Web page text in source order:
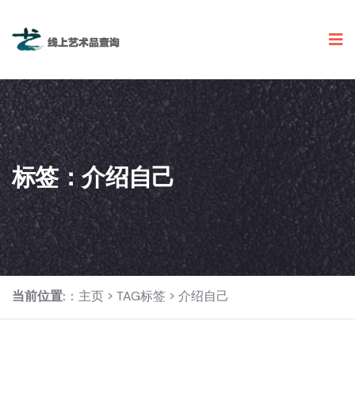
标签：介绍自己
当前位置: ： 主页 > TAG标签 > 介绍自己